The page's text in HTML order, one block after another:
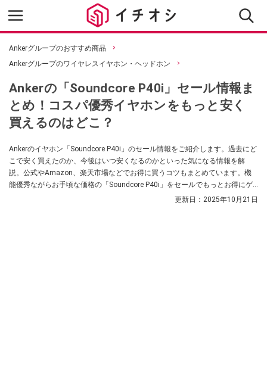
Ankerグループのおすすめ商品
Ankerグループのワイヤレスイヤホン・ヘッドホン
Ankerの「Soundcore P40i」セール情報ま
とめ！コスパ優秀イヤホンをもっと安く
買えるのはどこ？
Ankerのイヤホン「Soundcore P40i」のセール情報をご紹介します。過去にど
こで安く買えたのか、今後はいつ安くなるのかといった気になる情報を解
説。公式やAmazon、楽天市場などでお得に買うコツもまとめています。機
能優秀ながらお手頃な価格の「Soundcore P40i」をセールでもっとお得にゲ
更新日： 2025年10月21日